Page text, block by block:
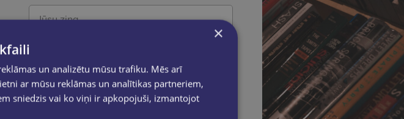
Nosūtīt ziņu
×
un analizētu mūsu trafiku. Mēs arī
ar mūsu reklāmas un analītikas partneriem,
sniedzis vai ko viņi ir apkopojuši, izmantojot